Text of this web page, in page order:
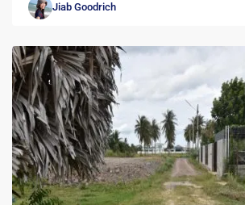
Jiab Goodrich
Nam